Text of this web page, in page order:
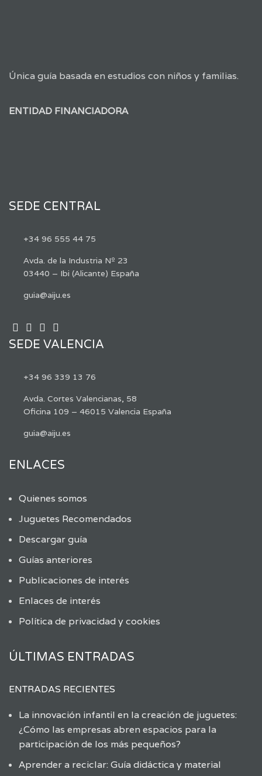
Única guía basada en estudios con niños y familias.
ENTIDAD FINANCIADORA
SEDE CENTRAL
+34 96 555 44 75
Avda. de la Industria Nº 23
03440 – Ibi (Alicante) España
guia@aiju.es
SEDE VALENCIA
+34 96 339 13 76
Avda. Cortes Valencianas, 58
Oficina 109 – 46015 Valencia España
guia@aiju.es
ENLACES
Quienes somos
Juguetes Recomendados
Descargar guía
Guías anteriores
Publicaciones de interés
Enlaces de interés
Política de privacidad y cookies
ÚLTIMAS ENTRADAS
ENTRADAS RECIENTES
La innovación infantil en la creación de juguetes:
¿Cómo las empresas abren espacios para la
participación de los más pequeños?
Aprender a reciclar: Guía didáctica y material